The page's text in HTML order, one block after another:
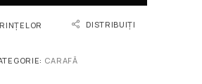
DISTRIBUIȚI
CARAFĂ